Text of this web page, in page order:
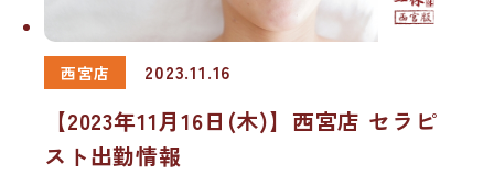
西宮店 2023.11.16
【2023年11月16日(木)】西宮店 セラピ
スト出勤情報